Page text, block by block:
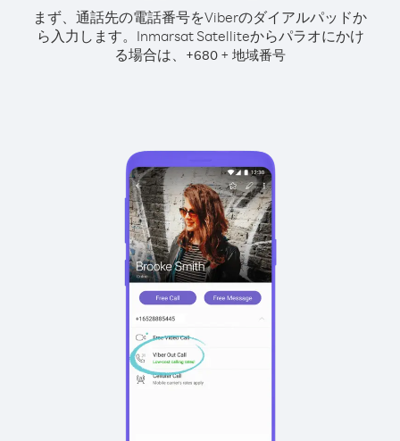
まず、通話先の電話番号をViberのダイアルパッドか
ら入力します。 Inmarsat Satelliteからパラオにかけ
る場合は、 +680 + 地域番号